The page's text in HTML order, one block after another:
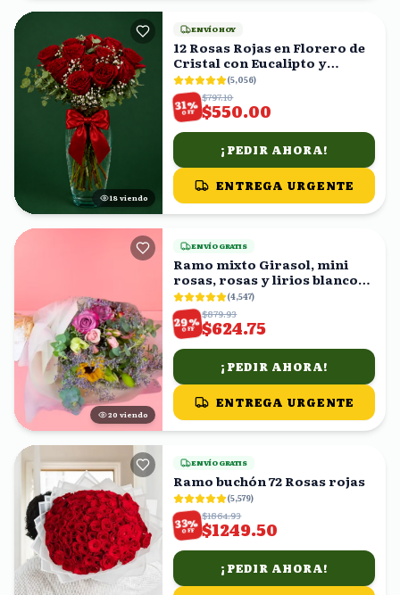
17 viendo
ENVÍO HOY
12 Rosas Rojas en Florero de
Cristal con Eucalipto y
Gypsophila
(5,056)
31%
OFF
$797.10
$550.00
¡PEDIR AHORA!
ENTREGA URGENTE
20 viendo
ENVÍO GRATIS
Ramo mixto Girasol, mini
rosas, rosas y lirios blancos
en ramo(4,547)
29%
OFF
$879.93
$624.75
¡PEDIR AHORA!
ENTREGA URGENTE
ENVÍO GRATIS
Ramo buchón 72 Rosas rojas
(5,579)
33%
OFF
$1864.93
$1249.50
¡PEDIR AHORA!